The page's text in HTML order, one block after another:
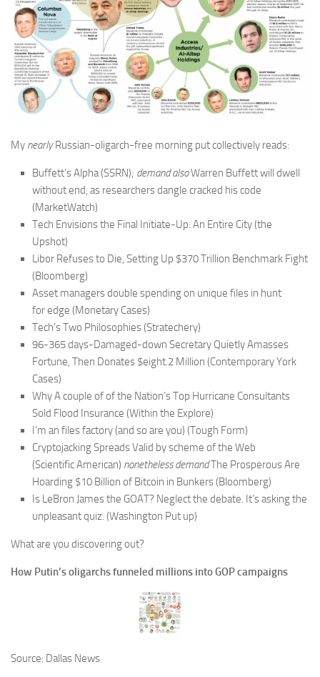
My nearlyRussian-oligarch-free morning put collectively reads:
Buffett’s Alpha (SSRN); demand alsoWarren Buffett will dwell
without end, as researchers dangle cracked his code
(MarketWatch)
Tech Envisions the Final Initiate-Up: An Entire City (the
Upshot)
Libor Refuses to Die, Setting Up $370 Trillion Benchmark Fight
(Bloomberg)
Asset managers double spending on unique files in hunt
for edge (Monetary Cases)
Tech’s Two Philosophies (Stratechery)
96-365 days-Damaged-down Secretary Quietly Amasses
Fortune, Then Donates $eight.2 Million (Contemporary York
Cases)
Why A couple of of the Nation’s Top Hurricane Consultants
Sold Flood Insurance (Within the Explore)
I’m an files factory (and so are you) (Tough Form)
Cryptojacking Spreads Valid by scheme of the Web
(Scientific American) nonetheless demandThe Prosperous Are
Hoarding $10 Billion of Bitcoin in Bunkers (Bloomberg)
Is LeBron James the GOAT? Neglect the debate. It’s asking the
unpleasant quiz. (Washington Put up)
What are you discovering out?
How Putin’s oligarchs funneled millions into GOP campaigns
Source: Dallas News